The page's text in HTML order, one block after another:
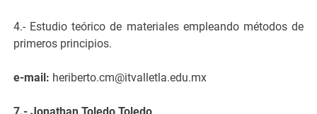
4.- Estudio teórico de materiales empleando métodos de
primeros principios.
e-mail: heriberto.cm@itvalletla.edu.mx